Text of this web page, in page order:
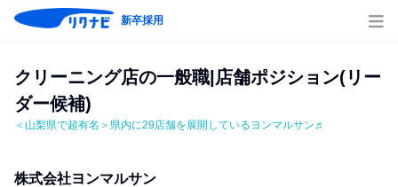
新卒採用
クリーニング店の一般職|店舗ポジション(リー
ダー候補)
＜山梨県で超有名＞県内に29店舗を展開しているヨンマルサン♬
株式会社ヨンマルサン